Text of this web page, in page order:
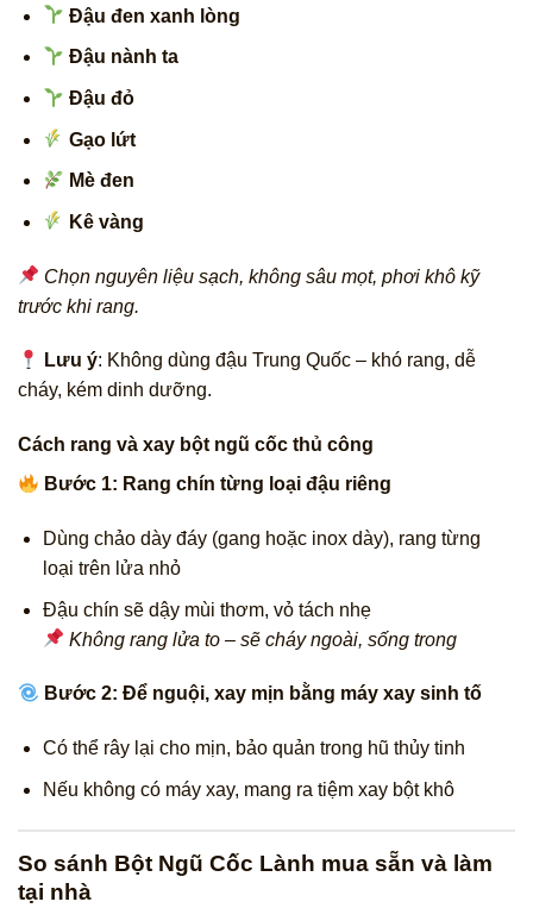
Đậu đen xanh lòng
Đậu nành ta
Đậu đỏ
Gạo lứt
Mè đen
Kê vàng
Chọn nguyên liệu sạch, không sâu mọt, phơi khô kỹ
trước khi rang.
Lưu ý: Không dùng đậu Trung Quốc – khó rang, dễ
cháy, kém dinh dưỡng.
Cách rang và xay bột ngũ cốc thủ công
Bước 1: Rang chín từng loại đậu riêng
Dùng chảo dày đáy (gang hoặc inox dày), rang từng
loại trên lửa nhỏ
Đậu chín sẽ dậy mùi thơm, vỏ tách nhẹ
Không rang lửa to – sẽ cháy ngoài, sống trong
Bước 2: Để nguội, xay mịn bằng máy xay sinh tố
Có thể rây lại cho mịn, bảo quản trong hũ thủy tinh
Nếu không có máy xay, mang ra tiệm xay bột khô
So sánh Bột Ngũ Cốc Lành mua sẵn và làm
tại nhà